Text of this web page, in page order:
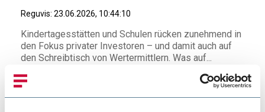
Reguvis: 23.06.2026, 10:44:10
Kindertagesstätten und Schulen rücken zunehmend in
den Fokus privater Investoren – und damit auch auf
den Schreibtisch von Wertermittlern. Was auf...
Wertermittlung